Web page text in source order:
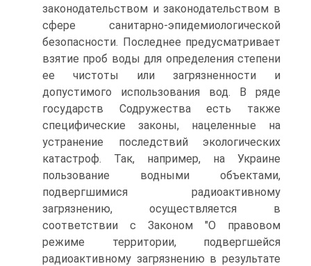
законодательством и законодательством в
сфере санитарно-эпидемиологической
безопасности. Последнее предусматривает
взятие проб воды для определения степени
ее чистоты или загрязненности и
допустимого использования вод. В ряде
государств Содружества есть также
специфические законы, нацеленные на
устранение последствий экологических
катастроф. Так, например, на Украине
пользование водными объектами,
подвергшимися радиоактивному
загрязнению, осуществляется в
соответствии с Законом "О правовом
режиме территории, подвергшейся
радиоактивному загрязнению в результате